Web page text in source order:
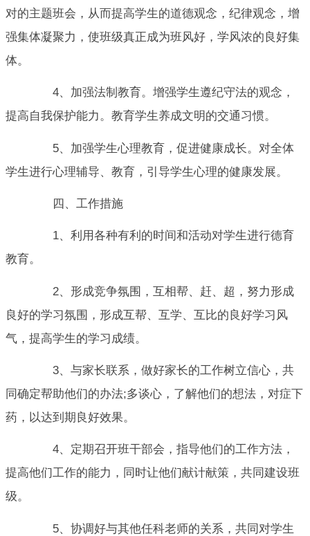
对的主题班会，从而提高学生的道德观念，纪律观念，增
强集体凝聚力，使班级真正成为班风好，学风浓的良好集
体。
4、加强法制教育。增强学生遵纪守法的观念，
提高自我保护能力。教育学生养成文明的交通习惯。
5、加强学生心理教育，促进健康成长。对全体
学生进行心理辅导、教育，引导学生心理的健康发展。
四、工作措施
1、利用各种有利的时间和活动对学生进行德育
教育。
2、形成竞争氛围，互相帮、赶、超，努力形成
良好的学习氛围，形成互帮、互学、互比的良好学习风
气，提高学生的学习成绩。
3、与家长联系，做好家长的工作树立信心，共
同确定帮助他们的办法;多谈心，了解他们的想法，对症下
药，以达到期良好效果。
4、定期召开班干部会，指导他们的工作方法，
提高他们工作的能力，同时让他们献计献策，共同建设班
级。
5、协调好与其他任科老师的关系，共同对学生